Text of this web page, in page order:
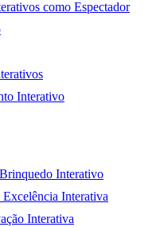
como Espectador
Interativo
Interativo
Interativa
Interativa